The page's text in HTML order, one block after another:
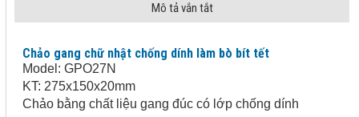
Mô tả vắn tắt
Chảo gang chữ nhật chống dính làm bò bít tết
Model: GPO27N
KT: 275x150x20mm
Chảo bằng chất liệu gang đúc có lớp chống dính